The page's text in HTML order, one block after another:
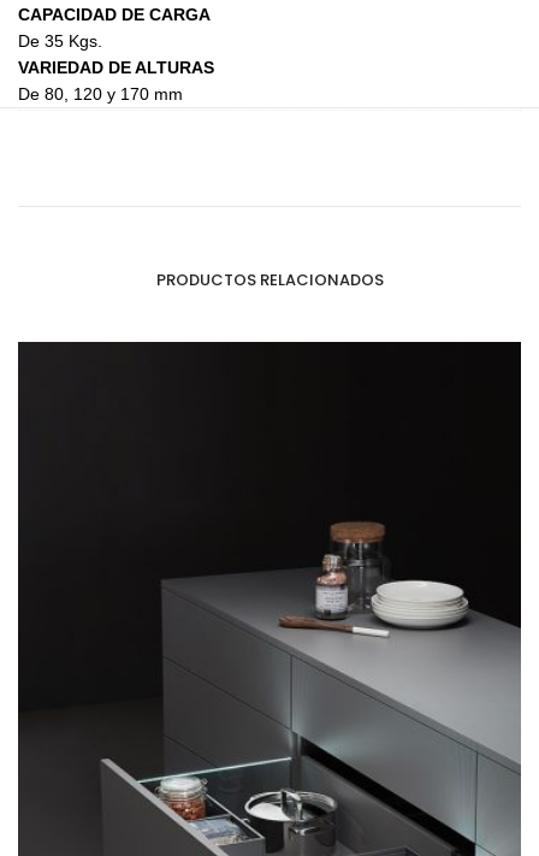
CAPACIDAD DE CARGA
De 35 Kgs.
VARIEDAD DE ALTURAS
De 80, 120 y 170 mm
PRODUCTOS RELACIONADOS